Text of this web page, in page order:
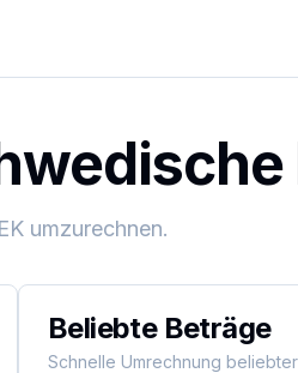
umzurechnen.
Beliebte Beträge
Schnelle Umrechnung